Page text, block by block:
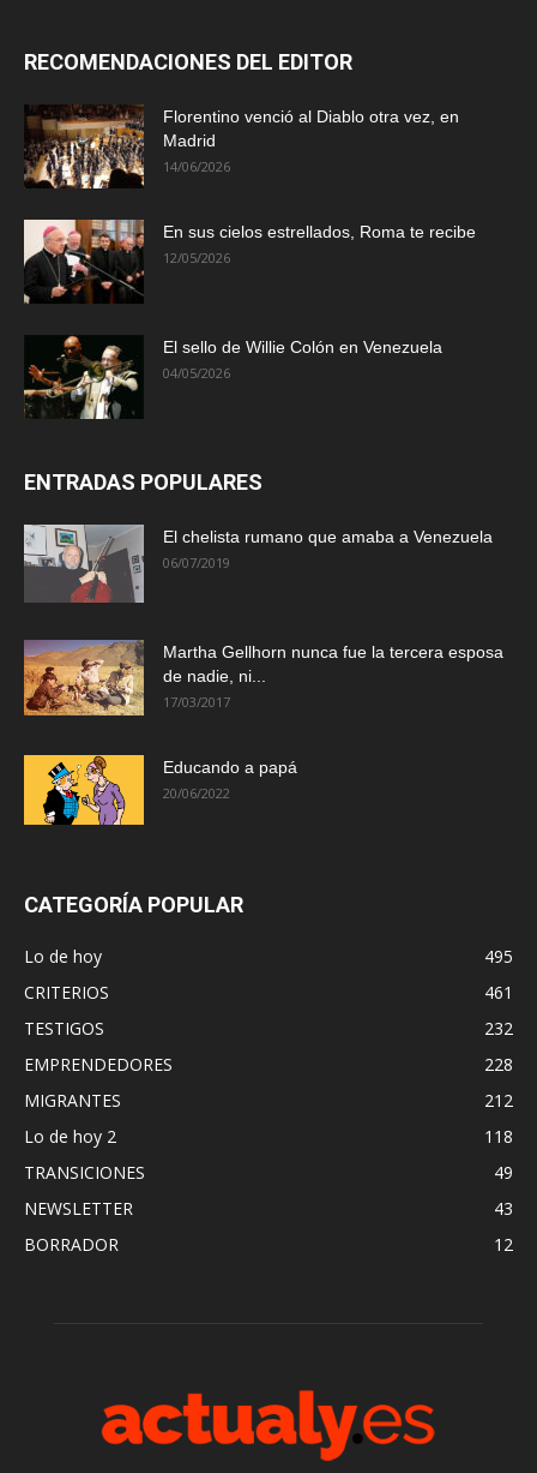
RECOMENDACIONES DEL EDITOR
Florentino venció al Diablo otra vez, en
Madrid
14/06/2026
En sus cielos estrellados, Roma te recibe
12/05/2026
El sello de Willie Colón en Venezuela
04/05/2026
ENTRADAS POPULARES
El chelista rumano que amaba a Venezuela
06/07/2019
Martha Gellhorn nunca fue la tercera esposa
de nadie, ni...
17/03/2017
Educando a papá
20/06/2022
CATEGORÍA POPULAR
Lo de hoy
495
CRITERIOS
461
TESTIGOS
232
EMPRENDEDORES
228
MIGRANTES
212
Lo de hoy 2
118
TRANSICIONES
49
NEWSLETTER
43
BORRADOR
12